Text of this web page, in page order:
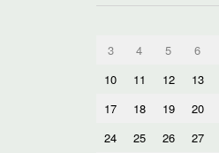
3
4 5 6
10
11 12 13
17
18 19 20
24
25 26 27